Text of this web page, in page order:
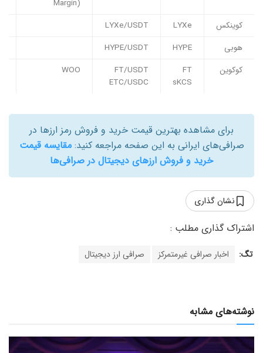
Margin)
کوینکس
LYXe
LYXe/USDT
هوبی
HYPE
HYPE/USDT
کوکوین
FT
sKCS
FT/USDT
ETC/USDC
WOO
برای مشاهده بهترین قیمت خرید و فروش رمز ارزها در
صرافی‌های ایرانی به این صفحه مراجعه کنید:مقایسه قیمت
خرید و فروش ارزهای دیجیتال در صرافی‌ها
نشان گذاری
تگ: اخبار صرافی غیرمتمرکز صرافی ارز دیجیتال
نوشته‌های مشابه